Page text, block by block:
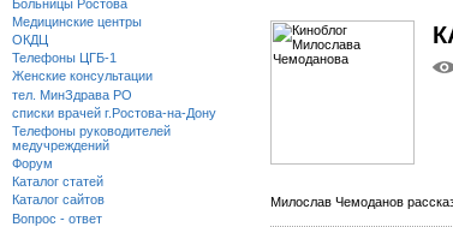
Больницы Ростова
Медицинские центры
ОКДЦ
Телефоны ЦГБ-1
Женские консультации
тел. МинЗдрава РО
списки врачей г.Ростова-на-Дону
Телефоны руководителей
медучреждений
Форум
Каталог статей
Каталог сайтов
Вопрос - ответ
Милослав Чемоданов